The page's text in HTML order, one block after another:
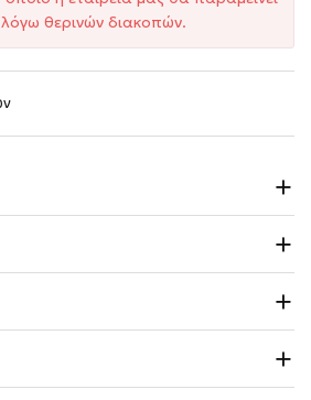
λόγω θερινών διακοπών.